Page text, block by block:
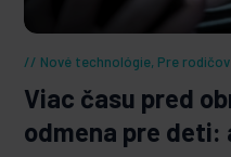
Nové technológie, Pre
Viac času pred
odmena pre deti: